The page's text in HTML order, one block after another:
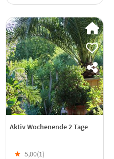
Aktiv Wochenende 2 Tage
★ 5,00(1)